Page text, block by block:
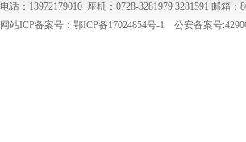
电话：13972179010 座机：0728-3281979 3281591 邮箱：
网站ICP备案号：鄂ICP备17024854号-1 公安备案号